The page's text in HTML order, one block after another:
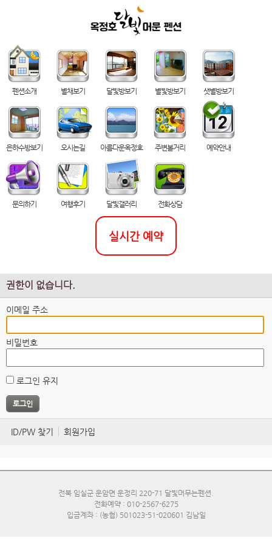
펜션소개 별채보기 달빛방보기 별빛방보기 샛별방보기
은하수방보기 오시는길 아름다운옥정호 주변볼거리 예약안내
문의하기 여행후기 달빛갤러리 전화상담
실시간 예약
권한이 없습니다.
이메일 주소
비밀번호
로그인 유지
ID/PW 찾기 회원가입
전북 임실군 운암면 운정리 220-71 달빛머무는펜션.
전화예약 : 010-2567-6275
입금계좌 : (농협) 501023-51-020601 김남일